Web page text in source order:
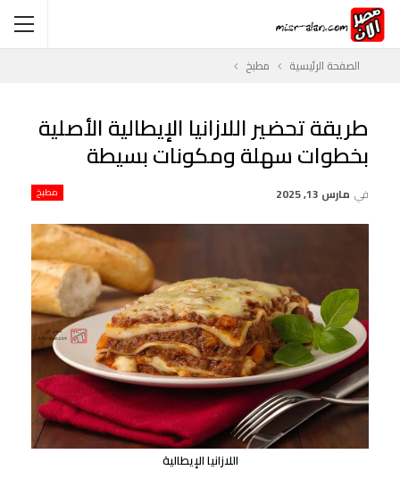
الصفحة الرئيسية مطبخ
طريقة تحضير اللازانيا الإيطالية الأصلية
بخطوات سهلة ومكونات بسيطة
مطبخ في مارس 13, 2025
اللازانيا الإيطالية